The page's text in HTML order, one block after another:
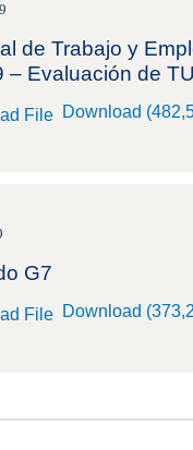
de Trabajo y
– Evaluación de
Download
G7
Download